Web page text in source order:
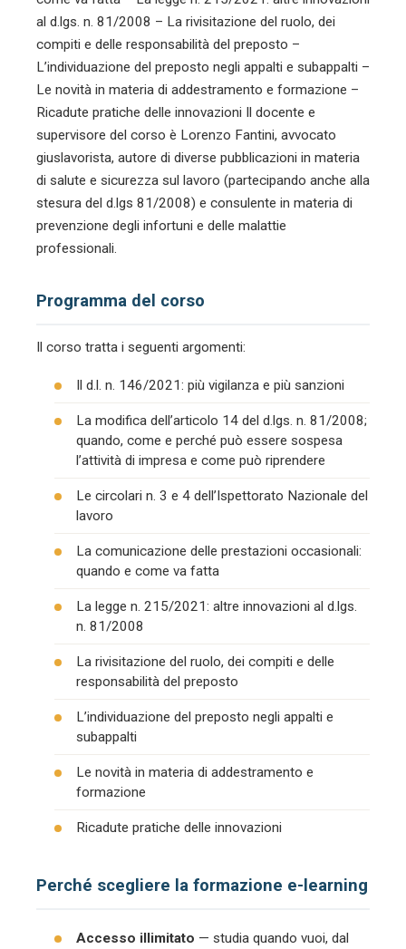
al d.lgs. n. 81/2008 – La rivisitazione del ruolo, dei
compiti e delle responsabilità del preposto –
L’individuazione del preposto negli appalti e subappalti –
Le novità in materia di addestramento e formazione –
Ricadute pratiche delle innovazioni Il docente e
supervisore del corso è Lorenzo Fantini, avvocato
giuslavorista, autore di diverse pubblicazioni in materia
di salute e sicurezza sul lavoro (partecipando anche alla
stesura del d.lgs 81/2008) e consulente in materia di
prevenzione degli infortuni e delle malattie
professionali.
Programma del corso
Il corso tratta i seguenti argomenti:
Il d.l. n. 146/2021: più vigilanza e più sanzioni
La modifica dell’articolo 14 del d.lgs. n. 81/2008;
quando, come e perché può essere sospesa
l’attività di impresa e come può riprendere
Le circolari n. 3 e 4 dell’Ispettorato Nazionale del
lavoro
La comunicazione delle prestazioni occasionali:
quando e come va fatta
La legge n. 215/2021: altre innovazioni al d.lgs.
n. 81/2008
La rivisitazione del ruolo, dei compiti e delle
responsabilità del preposto
L’individuazione del preposto negli appalti e
subappalti
Le novità in materia di addestramento e
formazione
Ricadute pratiche delle innovazioni
Perché scegliere la formazione e-learning
Accesso illimitato — studia quando vuoi, dal